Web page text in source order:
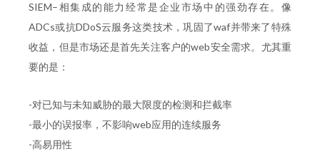
SIEM–相集成的能力经常是企业市场中的强劲存在。像
ADCs或抗DDoS云服务这类技术，巩固了waf并带来了特殊
收益，但是市场还是首先关注客户的web安全需求。尤其重
要的是：
-对已知与未知威胁的最大限度的检测和拦截率
-最小的误报率，不影响web应用的连续服务
-高易用性